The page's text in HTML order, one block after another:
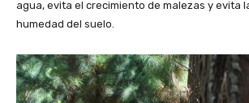
agua, evita el crecimiento de malezas y evita
humedad del suelo.